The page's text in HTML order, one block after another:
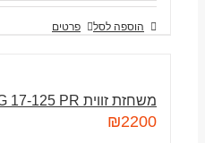
הוספה לסל פרטים
משחזת זווית WSG 17-125 PR
₪2200